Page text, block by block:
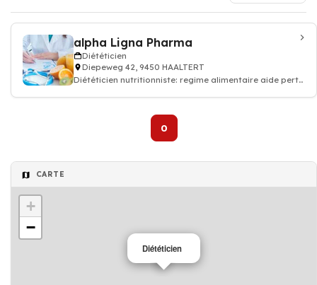
alpha Ligna Pharma
Diététicien
Diepeweg 42, 9450 HAALTERT
Diététicien nutritionniste: regime alimentaire aide perte
0
CARTE
Diététicien
+
−